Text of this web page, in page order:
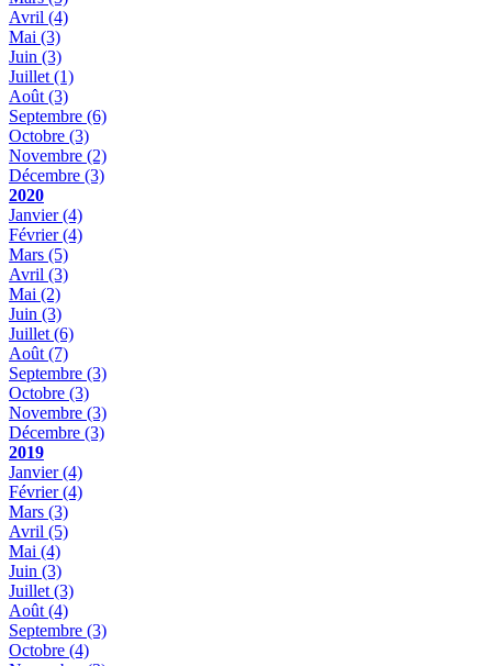
Avril (4)
Mai (3)
Juin (3)
Juillet (1)
Août (3)
Septembre (6)
Octobre (3)
Novembre (2)
Décembre (3)
2020
Janvier(4)
Février(4)
Mars (5)
Avril (3)
Mai (2)
Juin (3)
Juillet (6)
Août (7)
Septembre (3)
Octobre (3)
Novembre (3)
Décembre (3)
2019
Janvier(4)
Février(4)
Mars (3)
Avril (5)
Mai (4)
Juin (3)
Juillet (3)
Août (4)
Septembre (3)
Octobre (4)